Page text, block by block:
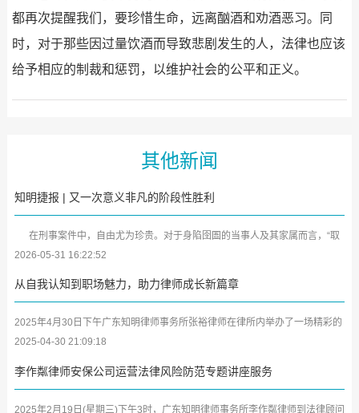
都再次提醒我们，要珍惜生命，远离酗酒和劝酒恶习。同
时，对于那些因过量饮酒而导致悲剧发生的人，法律也应该
给予相应的制裁和惩罚，以维护社会的公平和正义。
其他新闻
知明捷报 | 又一次意义非凡的阶段性胜利
在刑事案件中，自由尤为珍贵。对于身陷囹圄的当事人及其家属而言，“取
保候审”犹如黑暗中的一缕曙光。近日，广东知明律师事务所又传来喜...
2026-05-31 16:22:52
从自我认知到职场魅力，助力律师成长新篇章
2025年4月30日下午广东知明律师事务所张裕律师在律所内举办了一场精彩的
学习分享会，将其参加深圳市律师协会第二期女律师研修班及中小律所管理合
2025-04-30 21:09:18
李作粼律师安保公司运营法律风险防范专题讲座服务
2025年2月19日(星期三)下午3时，广东知明律师事务所李作粼律师到法律顾问